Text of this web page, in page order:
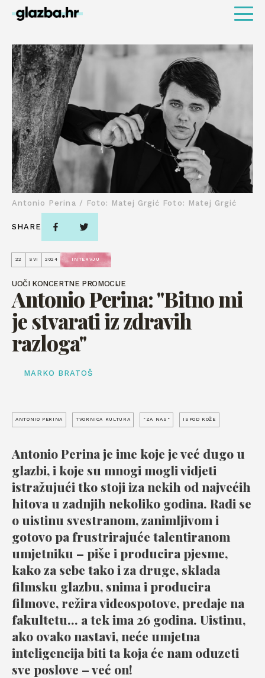
22 SVI 2024 INTERVJU
UOČI KONCERTNE PROMOCIJE
Antonio Perina: "Bitno mi
je stvarati iz zdravih
razloga"
MARKO BRATOŠ
Antonio Perina / Foto: Matej Grgić Foto: Matej Grgić
SHARE
ANTONIO PERINA TVORNICA KULTURA "ZA NAS" ISPOD KOŽE
Antonio Perina je ime koje je već dugo u
glazbi, i koje su mnogi mogli vidjeti
istražujući tko stoji iza nekih od najvećih
hitova u zadnjih nekoliko godina. Radi se
o uistinu svestranom, zanimljivom i
gotovo pa frustrirajuće talentiranom
umjetniku – piše i producira pjesme,
kako za sebe tako i za druge, sklada
filmsku glazbu, snima i producira
filmove, režira videospotove, predaje na
fakultetu… a tek ima 26 godina. Uistinu,
ako ovako nastavi, neće umjetna
inteligencija biti ta koja će nam oduzeti
sve poslove – već on!